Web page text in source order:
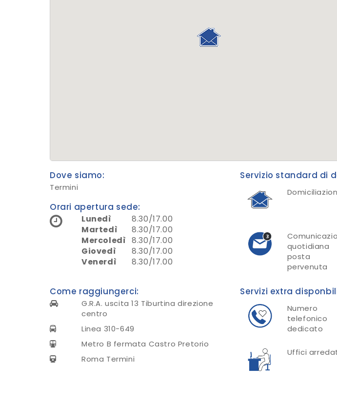
Dove siamo:
Termini
Orari apertura sede:
Lunedì
8.30/17.00
Martedì
8.30/17.00
Mercoledì 8.30/17.00
Giovedì
8.30/17.00
Venerdì
8.30/17.00
Come raggiungerci:
G.R.A. uscita 13 Tiburtina direzione
centro
Linea 310-649
Metro B fermata Castro Pretorio
Roma Termini
Servizio standard di
quotidiana
posta
pervenuta
Servizi extra
Numero
telefonico
dedicato
Uffici